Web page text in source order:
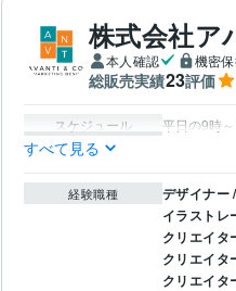
株式会社ア
本人確認 機密
総販売実績23評価
スケジュール 平日の9時
すべて見る
経験職種 デザイナー
イラストレ
クリエイタ
クリエイタ
クリエイタ